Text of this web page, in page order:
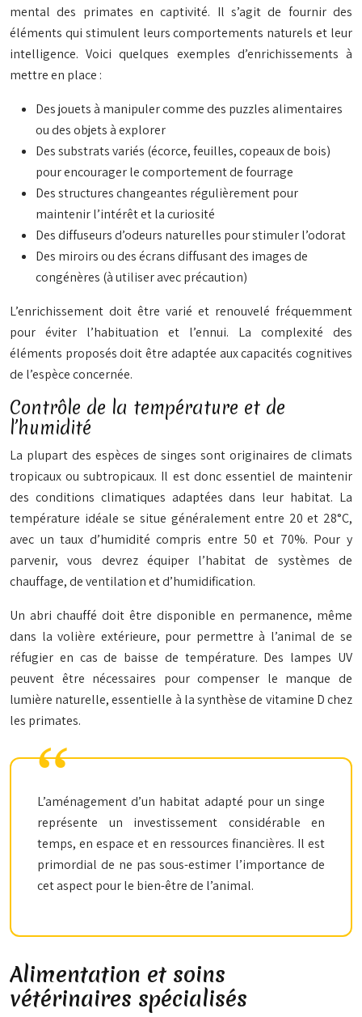
mental des primates en captivité. Il s’agit de fournir des
éléments qui stimulent leurs comportements naturels et leur
intelligence. Voici quelques exemples d’enrichissements à
mettre en place :
Des jouets à manipuler comme des puzzles alimentaires
ou des objets à explorer
Des substrats variés (écorce, feuilles, copeaux de bois)
pour encourager le comportement de fourrage
Des structures changeantes régulièrement pour
maintenir l’intérêt et la curiosité
Des diffuseurs d’odeurs naturelles pour stimuler l’odorat
Des miroirs ou des écrans diffusant des images de
congénères (à utiliser avec précaution)
L’enrichissement doit être varié et renouvelé fréquemment
pour éviter l’habituation et l’ennui. La complexité des
éléments proposés doit être adaptée aux capacités cognitives
de l’espèce concernée.
Contrôle de la température et de
l’humidité
La plupart des espèces de singes sont originaires de climats
tropicaux ou subtropicaux. Il est donc essentiel de maintenir
des conditions climatiques adaptées dans leur habitat. La
température idéale se situe généralement entre 20 et 28°C,
avec un taux d’humidité compris entre 50 et 70%. Pour y
parvenir, vous devrez équiper l’habitat de systèmes de
chauffage, de ventilation et d’humidification.
Un abri chauffé doit être disponible en permanence, même
dans la volière extérieure, pour permettre à l’animal de se
réfugier en cas de baisse de température. Des lampes UV
peuvent être nécessaires pour compenser le manque de
lumière naturelle, essentielle à la synthèse de vitamine D chez
les primates.
L’aménagement d’un habitat adapté pour un singe
représente un investissement considérable en
temps, en espace et en ressources financières. Il est
primordial de ne pas sous-estimer l’importance de
cet aspect pour le bien-être de l’animal.
Alimentation et soins
vétérinaires spécialisés